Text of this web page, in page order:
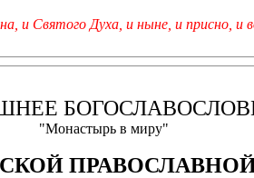
и Святого Духа, и ныне, и присно, и
"Монастырь в миру"